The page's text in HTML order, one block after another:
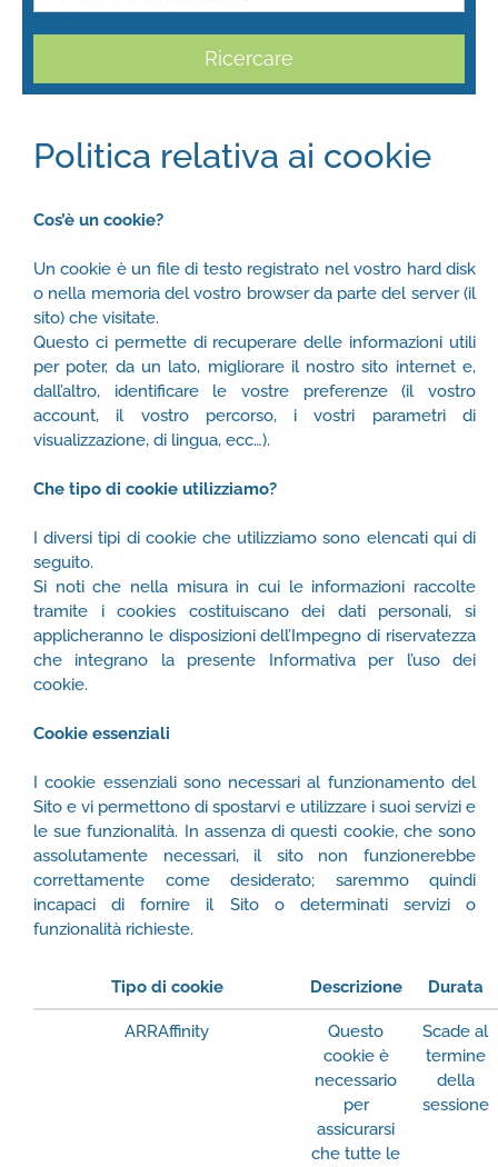
Ricercare
Politica relativa ai cookie
Cos’è un cookie?
Un cookie è un file di testo registrato nel vostro hard disk
o nella memoria del vostro browser da parte del server (il
sito) che visitate.
Questo ci permette di recuperare delle informazioni utili
per poter, da un lato, migliorare il nostro sito internet e,
dall’altro, identificare le vostre preferenze (il vostro
account, il vostro percorso, i vostri parametri di
visualizzazione, di lingua, ecc…).
Che tipo di cookie utilizziamo?
I diversi tipi di cookie che utilizziamo sono elencati qui di
seguito.
Si noti che nella misura in cui le informazioni raccolte
tramite i cookies costituiscano dei dati personali, si
applicheranno le disposizioni dell’Impegno di riservatezza
che integrano la presente Informativa per l’uso dei
cookie.
Cookie essenziali
I cookie essenziali sono necessari al funzionamento del
Sito e vi permettono di spostarvi e utilizzare i suoi servizi e
le sue funzionalità. In assenza di questi cookie, che sono
assolutamente necessari, il sito non funzionerebbe
correttamente come desiderato; saremmo quindi
incapaci di fornire il Sito o determinati servizi o
funzionalità richieste.
Tipo di cookie Descrizione Durata
ARRAffinity
Questo
cookie è
necessario
per
assicurarsi
che tutte le
Scade al
termine
della
sessione